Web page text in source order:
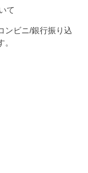
て
ンビニ/銀行振り込